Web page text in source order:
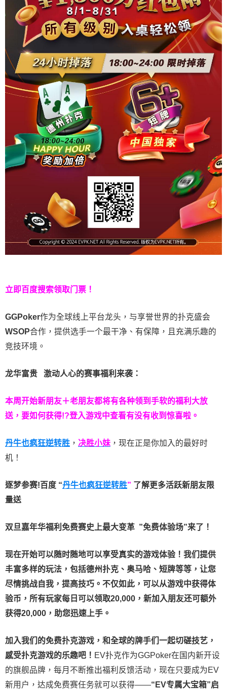
立即百度搜索领取门票！
GGPoker作为全球线上平台龙头，与享誉世界的扑克盛会
WSOP合作，提供选手一个最干净、有保障，且充满乐趣的
竞技环境。
龙华富贵 激动人心的赛事福利来袭：
本周开始新朋友＋老朋友都将有各种领到手软的福利大放
送，要如何获得!?登入游戏中查看有没有收到惊喜啦。
丹牛也疯狂逆转胜 ， 决胜小妹 ，现在正是你加入的最好时
机！
逐梦参赛!百度 “丹牛也疯狂逆转胜” 了解更多活跃新朋友限
量送
双旦嘉年华福利 免费赛史上最大变革 ”免费体验场”来了！
现在开始可以随时随地可以享受真实的游戏体验！我们提供
丰富多样的玩法，包括德州扑克、奥马哈、短牌等等，让您
尽情挑战自我，提高技巧。不仅如此， 可以从游戏中获得体
验币，所有玩家每日可以领取20,000，新加入朋友还可额外
获得20,000，助您迅速上手。
加入我们的免费扑克游戏，和全球的牌手们一起切磋技艺，
感受扑克游戏的乐趣吧！ EV扑克作为GGPoker在国内新开设
的旗舰品牌，每月不断推出福利反馈活动，现在只要成为EV
新用户，达成免费赛任务就可以获得——“EV专属大宝箱”启